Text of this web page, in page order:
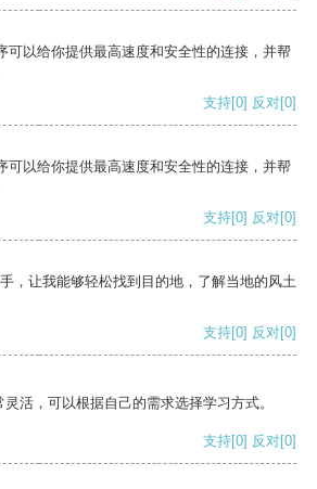
可以给你提供最高速度和安全性的连接，并帮
支持[0] 反对[0]
可以给你提供最高速度和安全性的连接，并帮
支持[0] 反对[0]
，让我能够轻松找到目的地，了解当地的风土
支持[0] 反对[0]
活，可以根据自己的需求选择学习方式。
支持[0] 反对[0]